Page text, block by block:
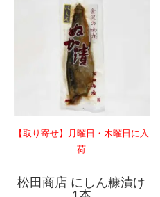
【取り寄せ】月曜日・木曜日に入
荷
松田商店 にしん糠漬け